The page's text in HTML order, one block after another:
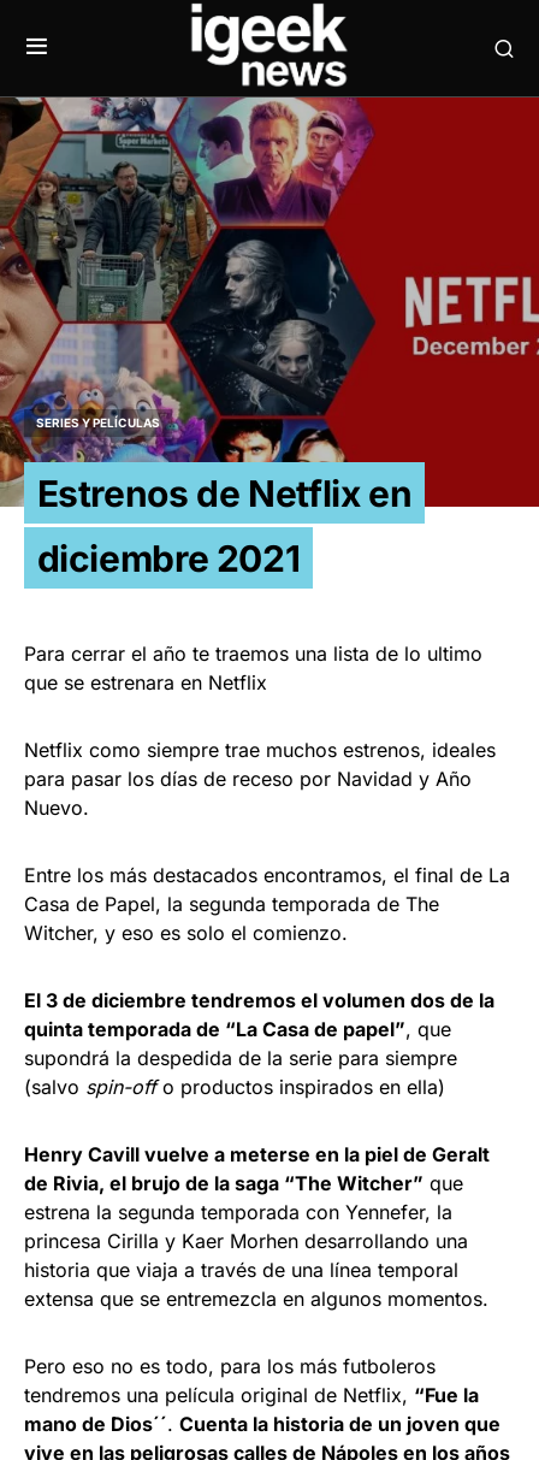
SERIES Y PELÍCULAS
Estrenos de Netflix en
diciembre 2021
Para cerrar el año te traemos una lista de lo ultimo
que se estrenara en Netflix
Netflix como siempre trae muchos estrenos, ideales
para pasar los días de receso por Navidad y Año
Nuevo.
Entre los más destacados encontramos, el final de La
Casa de Papel, la segunda temporada de The
Witcher, y eso es solo el comienzo.
El 3 de diciembre tendremos el volumen dos de la
quinta temporada de “La Casa de papel”, que
supondrá la despedida de la serie para siempre
(salvo spin-offo productos inspirados en ella)
Henry Cavill vuelve a meterse en la piel de Geralt
de Rivia, el brujo de la saga “The Witcher” que
estrena la segunda temporada con Yennefer, la
princesa Cirilla y Kaer Morhen desarrollando una
historia que viaja a través de una línea temporal
extensa que se entremezcla en algunos momentos.
Pero eso no es todo, para los más futboleros
tendremos una película original de Netflix, “Fue la
mano de Dios´´. Cuenta la historia de un joven que
vive en las peligrosas calles de Nápoles en los años